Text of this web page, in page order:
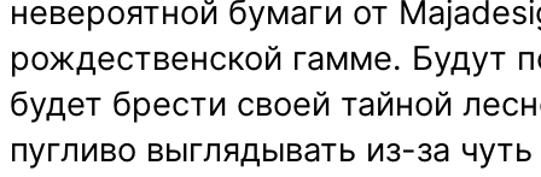
невероятной бумаги от
рождественской гамме. Будут
будет брести своей тайной
пугливо выглядывать из-за